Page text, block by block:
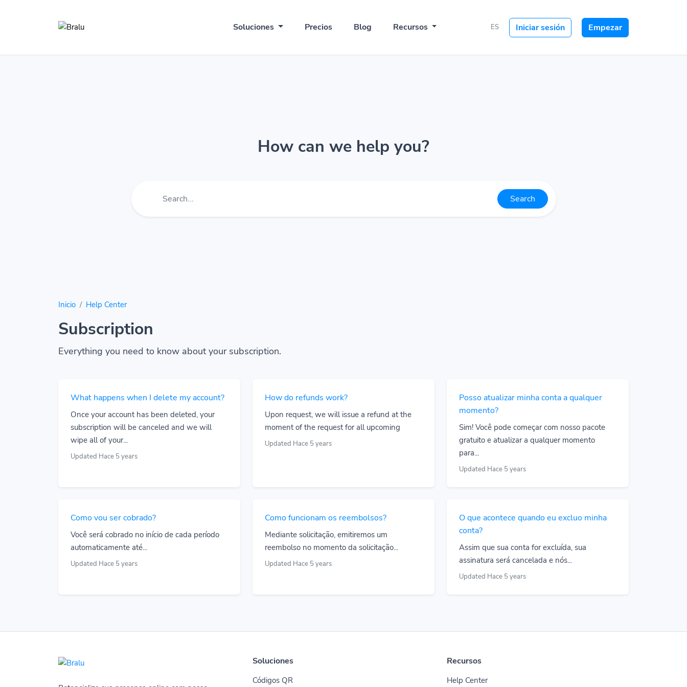
Soluciones Precios Blog Recursos ES Iniciar sesión Empezar
How can we help you?
Search
Inicio Help Center
Subscription
Everything you need to know about your subscription.
What happens when I delete my account?
Once your account has been deleted, your
subscription will be canceled and we will
wipe all of your...
Updated Hace 5 years
How do refunds work?
Upon request, we will issue a refund at the
moment of the request for all upcoming
Updated Hace 5 years
Posso atualizar minha conta a qualquer
momento?
Sim! Você pode começar com nosso pacote
gratuito e atualizar a qualquer momento
para...
Updated Hace 5 years
Como vou ser cobrado?
Você será cobrado no início de cada período
automaticamente até...
Updated Hace 5 years
Como funcionam os reembolsos?
Mediante solicitação, emitiremos um
reembolso no momento da solicitação...
Updated Hace 5 years
O que acontece quando eu excluo minha
conta?
Assim que sua conta for excluída, sua
assinatura será cancelada e nós...
Updated Hace 5 years
Soluciones
Códigos QR
Recursos
Help Center